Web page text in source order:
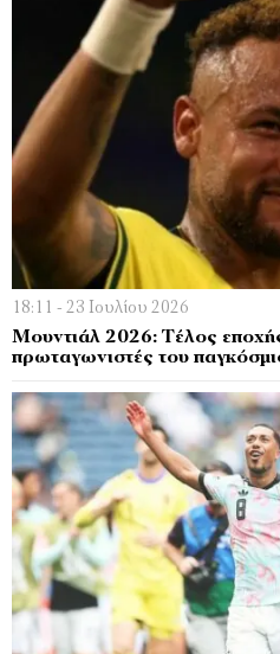
18:11 - 23 Ιουλίου 2026
Μουντιάλ 2026: Τέλος
πρωταγωνιστές του